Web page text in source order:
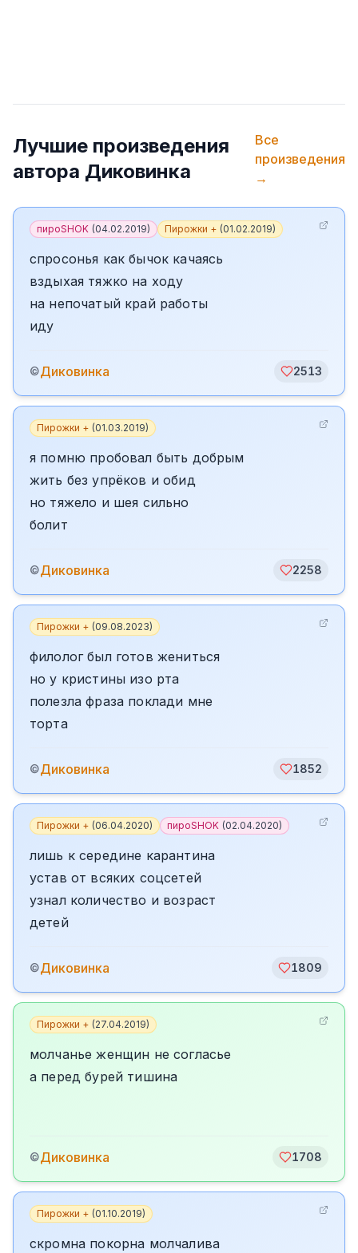
Лучшие произведения
автора Диковинка
Все
произведения
→
пироSHOK (04.02.2019) Пирожки + (01.02.2019)
спросонья как бычок качаясь
вздыхая тяжко на ходу
на непочатый край работы
иду
©Диковинка 2513
Пирожки + (01.03.2019)
я помню пробовал быть добрым
жить без упрёков и обид
но тяжело и шея сильно
болит
©Диковинка 2258
Пирожки + (09.08.2023)
филолог был готов жениться
но у кристины изо рта
полезла фраза поклади мне
торта
©Диковинка 1852
Пирожки + (06.04.2020) пироSHOK (02.04.2020)
лишь к середине карантина
устав от всяких соцсетей
узнал количество и возраст
детей
©Диковинка 1809
Пирожки + (27.04.2019)
молчанье женщин не согласье
а перед бурей тишина
©Диковинка 1708
Пирожки + (01.10.2019)
скромна покорна молчалива